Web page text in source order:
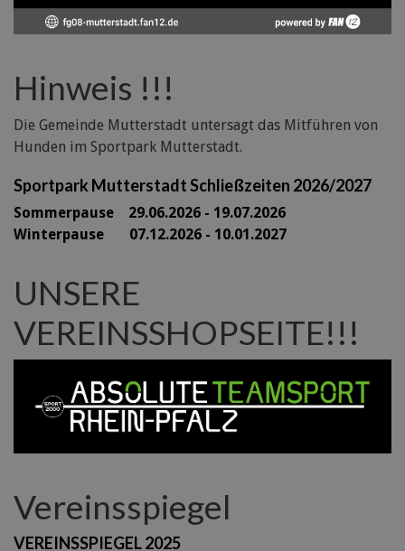
Hinweis !!!
Die Gemeinde Mutterstadt untersagt das Mitführen von
Hunden im Sportpark Mutterstadt.
Sportpark Mutterstadt Schließzeiten 2026/2027
Sommerpause 29.06.2026 - 19.07.2026
Winterpause 07.12.2026 - 10.01.2027
UNSERE
VEREINSSHOPSEITE!!!
Vereinsspiegel
VEREINSSPIEGEL 2025